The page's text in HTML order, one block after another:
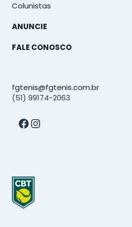
Colunistas
ANUNCIE
FALE CONOSCO
fgtenis@fgtenis.com.br
(51) 99174-2063
Facebook
Instagram